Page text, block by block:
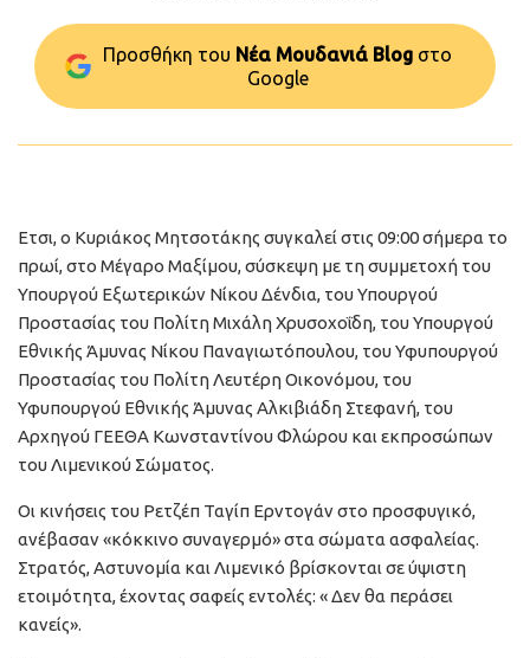
Προσθήκη του Νέα Μουδανιά Blog στo
Google
Ετσι, ο Κυριάκος Μητσοτάκης συγκαλεί στις 09:00 σήμερα το
πρωί, στο Μέγαρο Μαξίμου, σύσκεψη με τη συμμετοχή του
Υπουργού Εξωτερικών Νίκου Δένδια, του Υπουργού
Προστασίας του Πολίτη Μιχάλη Χρυσοχοΐδη, του Υπουργού
Εθνικής Άμυνας Νίκου Παναγιωτόπουλου, του Υφυπουργού
Προστασίας του Πολίτη Λευτέρη Οικονόμου, του
Υφυπουργού Εθνικής Άμυνας Αλκιβιάδη Στεφανή, του
Αρχηγού ΓΕΕΘΑ Κωνσταντίνου Φλώρου και εκπροσώπων
του Λιμενικού Σώματος.
Οι κινήσεις του Ρετζέπ Ταγίπ Ερντογάν στο προσφυγικό,
ανέβασαν «κόκκινο συναγερμό» στα σώματα ασφαλείας.
Στρατός, Αστυνομία και Λιμενικό βρίσκονται σε ύψιστη
ετοιμότητα, έχοντας σαφείς εντολές: « Δεν θα περάσει
κανείς».